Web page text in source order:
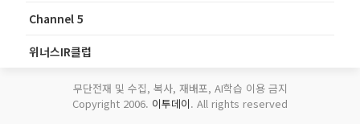
Channel 5
위너스IR클럽
무단전재 및 수집, 복사, 재배포, AI학습 이용 금지
Copyright 2006. 이투데이. All rights reserved